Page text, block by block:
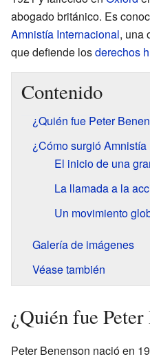
abogado británico. Es
Amnistía Internacional, una
que defiende losderechos
Contenido
¿Quién fue Peter
¿Cómo surgió
El inicio de una
La llamada a la
Un movimiento
Galería de imágenes
Véase también
¿Quién fue Peter
Peter Benenson nació en